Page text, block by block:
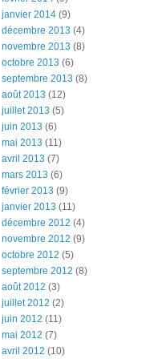
janvier 2014 (9)
décembre 2013 (4)
novembre 2013 (8)
octobre 2013 (6)
septembre 2013 (8)
août 2013 (12)
juillet 2013 (5)
juin 2013 (6)
mai 2013 (11)
avril 2013 (7)
mars 2013 (6)
février 2013 (9)
janvier 2013 (11)
décembre 2012 (4)
novembre 2012 (9)
octobre 2012 (5)
septembre 2012 (8)
août 2012 (3)
juillet 2012 (2)
juin 2012 (11)
mai 2012 (7)
avril 2012 (10)